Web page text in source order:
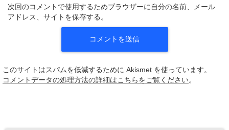
次回のコメントで使用するためブラウザーに自分の名前、メール
アドレス、サイトを保存する。
このサイトはスパムを低減するために Akismet を使っています。
コメントデータの処理方法の詳細はこちらをご覧ください。